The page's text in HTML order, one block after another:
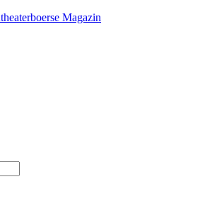
theaterboerse Magazin